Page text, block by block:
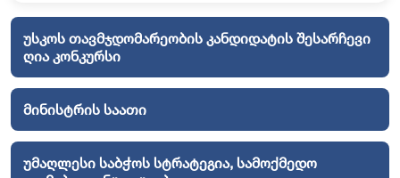
უსკოს თავმჯდომარეობის კანდიდატის შესარჩევი
ღია კონკურსი
მინისტრის საათი
უმაღლესი საბჭოს სტრატეგია, სამოქმედო